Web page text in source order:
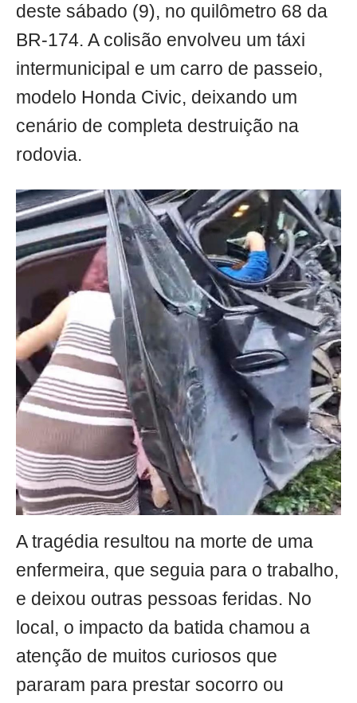
deste sábado (9), no quilômetro 68 da
BR-174. A colisão envolveu um táxi
intermunicipal e um carro de passeio,
modelo Honda Civic, deixando um
cenário de completa destruição na
rodovia.
A tragédia resultou na morte de uma
enfermeira, que seguia para o trabalho,
e deixou outras pessoas feridas. No
local, o impacto da batida chamou a
atenção de muitos curiosos que
pararam para prestar socorro ou